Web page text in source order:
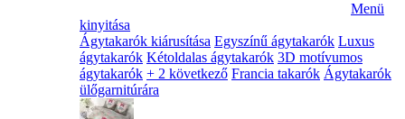
Menü
kinyitása
Ágytakarók kiárusítása Egyszínű ágytakarók Luxus
ágytakarók Kétoldalas ágytakarók 3D motívumos
ágytakarók + 2 következő Francia takarók Ágytakarók
ülőgarnitúrára